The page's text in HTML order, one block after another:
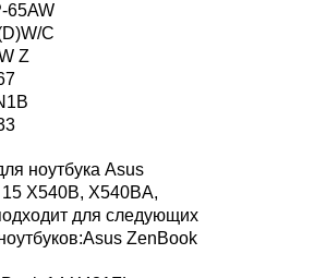
65AW
C
Z
ноутбука Asus
X540B, X540BA,
для следующих
ZenBook